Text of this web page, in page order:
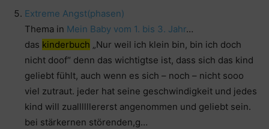
Extreme Angst(phasen)
Thema in Mein Baby vom 1. bis 3. Jahr…
das kinderbuch „Nur weil ich klein bin, bin ich doch
nicht doof“ denn das wichtigtse ist, dass sich das kind
geliebt fühlt, auch wenn es sich – noch – nicht sooo
viel zutraut. jeder hat seine geschwindigkeit und jedes
kind will zuallllllererst angenommen und geliebt sein.
bei stärkernen störenden,g…